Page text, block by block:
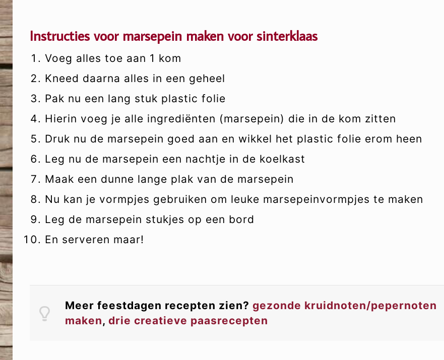
Instructies voor marsepein maken voor sinterklaas
Voeg alles toe aan 1 kom
Kneed daarna alles in een geheel
Pak nu een lang stuk plastic folie
Hierin voeg je alle ingrediënten (marsepein) die in de kom zitten
Druk nu de marsepein goed aan en wikkel het plastic folie erom heen
Leg nu de marsepein een nachtje in de koelkast
Maak een dunne lange plak van de marsepein
Nu kan je vormpjes gebruiken om leuke marsepeinvormpjes te maken
Leg de marsepein stukjes op een bord
En serveren maar!
Meer feestdagen recepten zien? gezonde kruidnoten/pepernoten
maken, drie creatieve paasrecepten